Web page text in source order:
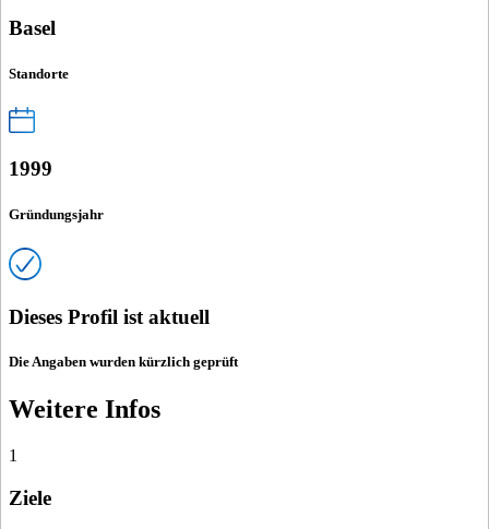
Basel
Standorte
1999
Gründungsjahr
Dieses Profil ist aktuell
Die Angaben wurden kürzlich geprüft
Weitere Infos
1
Ziele